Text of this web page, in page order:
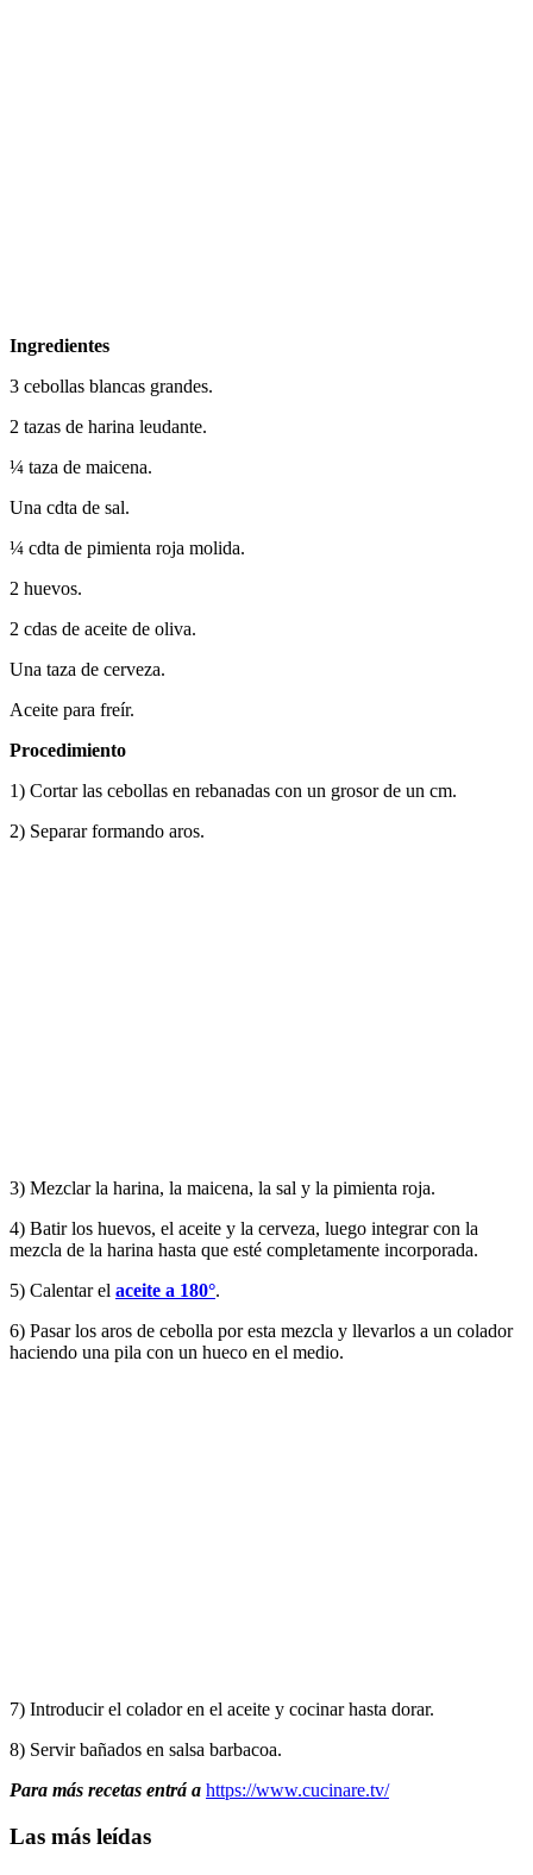
Ingredientes
3 cebollas blancas grandes.
2 tazas de harina leudante.
¼ taza de maicena.
Una cdta de sal.
¼ cdta de pimienta roja molida.
2 huevos.
2 cdas de aceite de oliva.
Una taza de cerveza.
Aceite para freír.
Procedimiento
1) Cortar las cebollas en rebanadas con un grosor de un cm.
2) Separar formando aros.
3) Mezclar la harina, la maicena, la sal y la pimienta roja.
4) Batir los huevos, el aceite y la cerveza, luego integrar con la
mezcla de la harina hasta que esté completamente incorporada.
5) Calentar el aceite a 180°.
6) Pasar los aros de cebolla por esta mezcla y llevarlos a un colador
haciendo una pila con un hueco en el medio.
7) Introducir el colador en el aceite y cocinar hasta dorar.
8) Servir bañados en salsa barbacoa.
Para más recetas entrá a https://www.cucinare.tv/
Las más leídas